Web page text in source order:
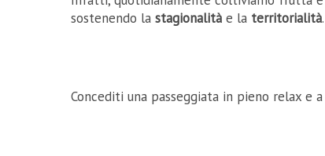
sostenendo la stagionalità e la territorialità.
Concediti una passeggiata in pieno relax e